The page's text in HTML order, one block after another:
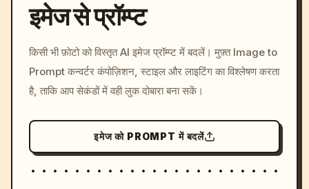
c, cyberpunk sunset, neon
colors, 8k --v 6.0
इमेज से प्रॉम्प्ट
किसी भी फ़ोटो को विस्तृत AI इमेज प्रॉम्प्ट में बदलें। मुफ़्त Image to
Prompt कन्वर्टर कंपोज़िशन, स्टाइल और लाइटिंग का विश्लेषण करता
है, ताकि आप सेकंडों में वही लुक दोबारा बना सकें।
इमेज को PROMPT में बदलें